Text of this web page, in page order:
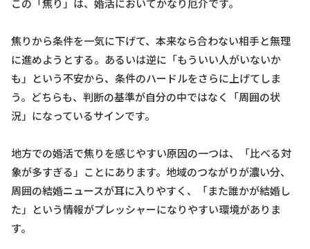
焦りから条件を一気に下げて、本来なら合わない相手と無理
に進めようとする。あるいは逆に「もういい人がいないか
も」という不安から、条件のハードルをさらに上げてしま
う。どちらも、判断の基準が自分の中ではなく「周囲の状
況」になっているサインです。
地方での婚活で焦りを感じやすい原因の一つは、「比べる対
象が多すぎる」ことにあります。地域のつながりが濃い分、
周囲の結婚ニュースが耳に入りやすく、「また誰かが結婚し
た」という情報がプレッシャーになりやすい環境がありま
す。